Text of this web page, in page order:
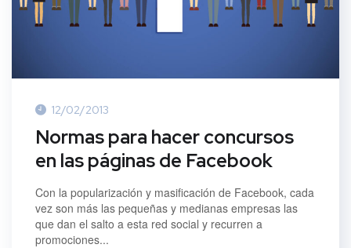
12/02/2013
Normas para hacer concursos
en las páginas de Facebook
Con la popularización y masificación de Facebook, cada
vez son más las pequeñas y medianas empresas las
que dan el salto a esta red social y recurren a
promociones...